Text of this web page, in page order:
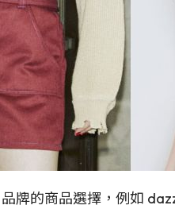
牌的商品選擇，例如